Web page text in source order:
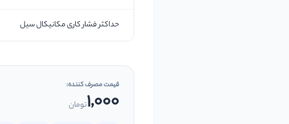
حداکثر فشار کاری مکانیکال سیل
قیمت مصرف کننده:
1,000تومان